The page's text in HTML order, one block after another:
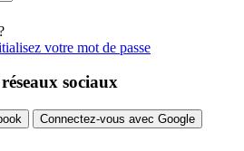
votre mot de passe
sociaux
Connectez-vous avec Google